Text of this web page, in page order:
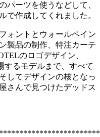
パーツを使うなどして、
で作成してくれました。
ォントとウォールペイン
製品の制作、特注カーテ
のロゴデザイン、
するモデルまで、すべて
してデザインの核となっ
さんで見つけたデッドス